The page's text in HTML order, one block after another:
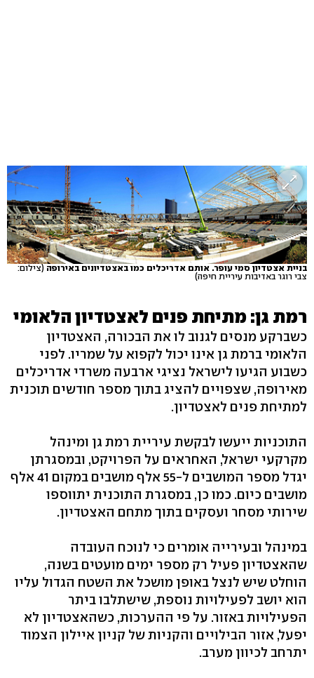
בניית אצטדיון סמי עופר. אותם אדריכלים כמו באצטדיונים באירופה(צילום:
צבי רוגר באדיבות עיריית חיפה)
רמת גן: מתיחת פנים לאצטדיון הלאומי
כשברקע מנסים לגנוב לו את הבכורה, האצטדיון
הלאומי ברמת גן אינו יכול לקפוא על שמריו. לפני
כשבוע הגיעו לישראל נציגי ארבעה משרדי אדריכלים
מאירופה, שצפויים להציג בתוך מספר חודשים תוכנית
למתיחת פנים לאצטדיון.
התוכניות ייעשו לבקשת עיריית רמת גן ומינהל
מקרקעי ישראל, האחראים על הפרויקט, ובמסגרתן
יגדל מספר המושבים ל-55 אלף מושבים במקום 41 אלף
מושבים כיום. כמו כן, במסגרת התוכנית יתווספו
שירותי מסחר ועסקים בתוך מתחם האצטדיון.
במינהל ובעירייה אומרים כי לנוכח העובדה
שהאצטדיון פעיל רק מספר ימים מועטים בשנה,
הוחלט שיש לנצל באופן מושכל את השטח הגדול עליו
הוא יושב לפעילויות נוספת, שישתלבו ביתר
הפעילויות באזור. על פי ההערכות, כשהאצטדיון לא
יפעל, אזור הבילויים והקניות של קניון איילון הצמוד
יתרחב לכיוון מערב.